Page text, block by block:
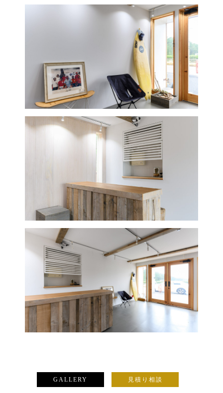
GALLERY 見積り相談